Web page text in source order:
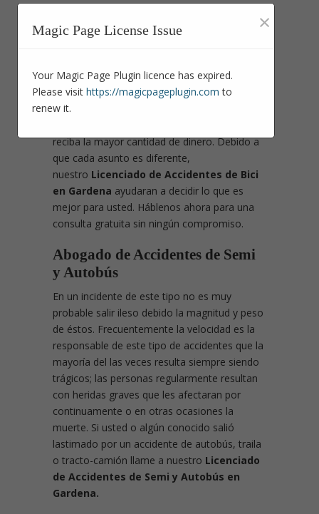
sufrido un incidente en bici por acciones de
cuáles son sus derechos y bienes por el
incidente que le pasó. Un abogado
especialista de accidentes personales
reciba la mayor cantidad de dinero. Debido a
que cada asunto es diferente,
nuestro Licenciado de Accidentes de Bici
en Gardena ayudaran a decidir lo que es
mejor para usted. Háblenos ahora para una
consulta gratuita sin ningún compromiso.
Abogado de Accidentes de Semi
y Autobús
En un incidente de este tipo no es muy
probable salir ileso debido la magnitud y peso
de éstos. Frecuentemente la velocidad es la
responsable de este tipo de accidentes que la
mayoría del las veces resulta siempre siendo
trágicos; las personas regularmente resultan
con heridas graves que les afectaran por
continuamente o en otras ocasiones la
muerte. Si usted o algún conocido salió
lastimado por un accidente de autobús, traila
o tracto-camión llame a nuestro Licenciado
de Accidentes de Semi y Autobús en
Gardena.
Magic Page License Issue ×
Your Magic Page Plugin licence has expired.
Please visit https://magicpageplugin.com to
renew it.